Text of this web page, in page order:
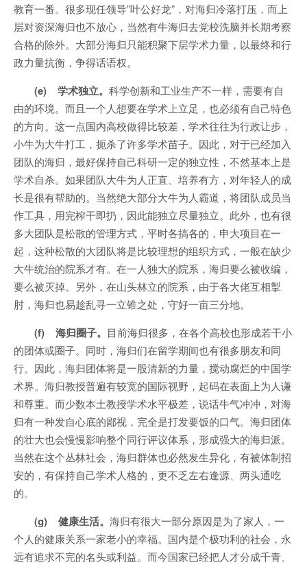
教育一番。很多现任领导”叶公好龙”，对海归冷落打压，而上
层对资深海归也不放心，当然有牛海归去党校洗脑并长期考察
合格的除外。大部分海归只能积聚下层学术力量，以最终和行
政力量抗衡，争得话语权。
(e) 学术独立。 科学创新和工业生产不一样，需要有自
由的环境。而且一个人想要在学术上立足，也必须有自己特色
的方向。这一点国内高校做得比较差，学术往往为行政让步，
小牛为大牛打工，扼杀了许多学术苗子。因此，对于已经加入
团队的海归，最好保持自己科研一定的独立性，不然基本上是
学术自杀。如果团队大牛为人正直、培养有方，对年轻人的成
长是很有帮助的。当然绝大部分大牛为人霸道，将团队成员当
作工具，用完榨干即扔，因此能独立尽量独立。此外，也有很
多大团队是松散的管理方式，平时各搞各的，申大项目在一
起，这种松散的大团队将是比较理想的组织方式，一般在缺少
大牛统治的院系才有。在一人独大的院系，海归要么被收编，
要么被灭掉。另外，在山头林立的院系，由于各大佬互相掣
肘，海归也易趁乱寻一立锥之处，守好一亩三分地。
(f) 海归圈子。 目前海归很多，在各个高校也形成若干小
的团体或圈子。同时，海归们在留学期间也有很多朋友和同
行。因此，海归团体将是一股清新的力量，搅动腐烂的中国学
术界。海归教授普遍有较宽的国际视野，起码在表面上为人谦
和尊重。而少数本土教授学术水平极差，说话牛气冲冲，对海
归有一种发自心底的鄙视，完全是打发要饭的口气。海归团体
的壮大也会慢慢影响整个同行评议体系，形成强大的海归派。
当然在这个丛林社会，海归群体也必然发生异化，有被体制招
安的，有保持自己学术人格的，更不乏左右逢源、两头通吃
的。
(g) 健康生活。 海归有很大一部分原因是为了家人，一
个人的健康关系一家老小的幸福。国内是个极功利的社会，永
远有追求不完的名头或利益。而今国家已经把人才分成千青、